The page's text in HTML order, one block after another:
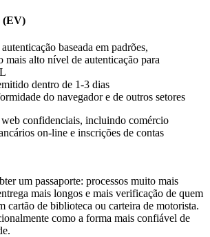
(EV)
baseada em padrões,
mais alto nível de autenticação para
dentro de 1-3 dias
do navegador e de outros setores
web confidenciais, incluindo comércio
on-line e inscrições de contas
um passaporte: processos muito mais
mais longos e mais verificação de quem
cartão de biblioteca ou carteira de motorista.
como a forma mais confiável de